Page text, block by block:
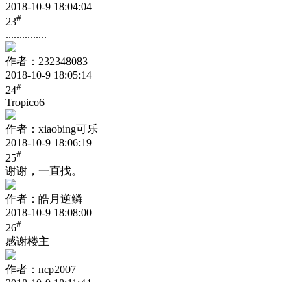
2018-10-9 18:04:04
23#
...............
作者：232348083
2018-10-9 18:05:14
24#
Tropico6
作者：xiaobing可乐
2018-10-9 18:06:19
25#
谢谢，一直找。
作者：皓月逆鳞
2018-10-9 18:08:00
26#
感谢楼主
作者：ncp2007